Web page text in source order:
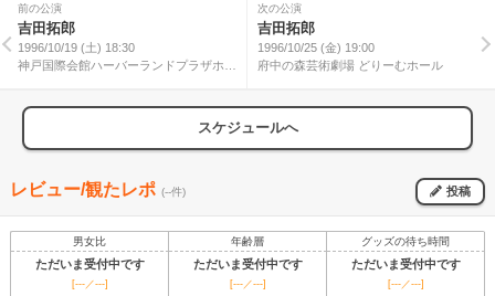
前の公演
吉田拓郎
1996/10/19 (土) 18:30
神戸国際会館ハーバーランドプラザホー
次の公演
吉田拓郎
1996/10/25 (金) 19:00
府中の森芸術劇場 どりーむホール
スケジュールへ
レビュー/観たレポ (--件) 投稿
男女比 年齢層 グッズの待ち時間
ただいま受付中です ただいま受付中です ただいま受付中です
[---／---] [---／---] [---／---]